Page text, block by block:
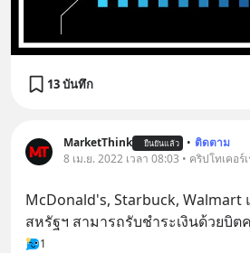
13 บันทึก
MarketThink ยืนยันแล้ว • ติดตาม
8 เม.ย. 2022 เวลา 08:03 • คริปโทเคอร์
McDonald's, Starbuck, Walmart
สหรัฐฯ สามารถรับชำระเงินด้วยบิต
1